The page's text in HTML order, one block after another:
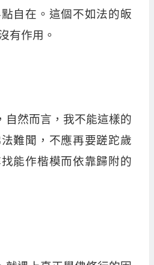
自在。這個不如法的皈
有作用。
自然而言，我不能這樣的
難聞，不應再要蹉跎歲
能作楷模而依靠歸附的